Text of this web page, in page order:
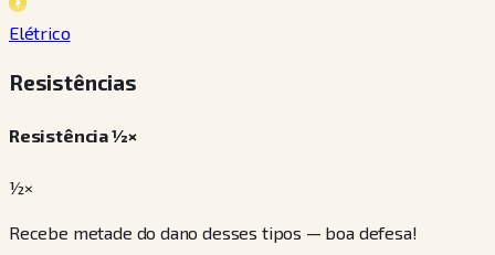
Elétrico
Resistências
Resistência ½×
½×
Recebe metade do dano desses tipos — boa defesa!